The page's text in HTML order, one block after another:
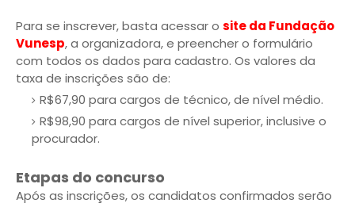
Para se inscrever, basta acessar o site da Fundação
Vunesp, a organizadora, e preencher o formulário
com todos os dados para cadastro. Os valores da
taxa de inscrições são de:
R$67,90 para cargos de técnico, de nível médio.
R$98,90 para cargos de nível superior, inclusive o
procurador.
Etapas do concurso
Após as inscrições, os candidatos confirmados serão